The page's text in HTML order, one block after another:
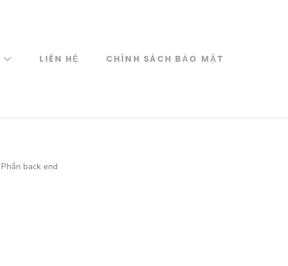
LIÊN HỆ CHÍNH SÁCH BẢO MẬT
Phần back end